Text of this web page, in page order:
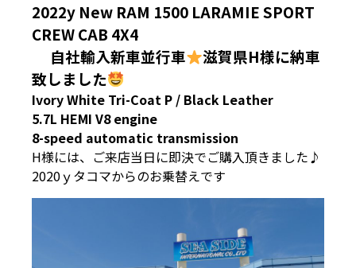
2022y New RAM 1500 LARAMIE SPORT
CREW CAB 4X4
自社輸入新車並行車
滋賀県H様に納車
致しました
Ivory White Tri-Coat P / Black Leather
5.7L HEMI V8 engine
8-speed automatic transmission
H様には、ご来店当日に即決でご購入頂きました♪
2020ｙタコマからのお乗替えです